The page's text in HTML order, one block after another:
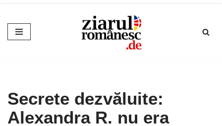
Sari
la
Secrete dezvăluite:
Alexandra R. nu era